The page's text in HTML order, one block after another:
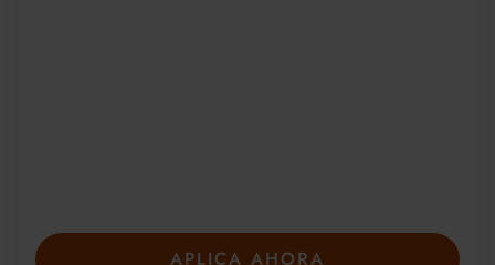
APLICA AHORA